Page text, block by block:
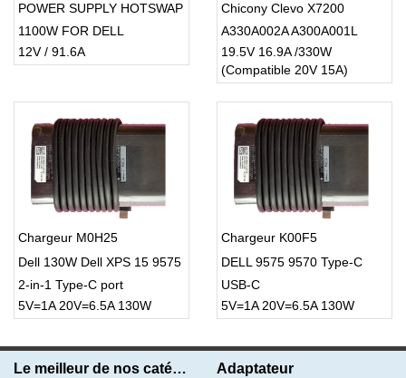
POWER SUPPLY HOTSWAP
1100W FOR DELL
POWEREDGE SERVER
Y1MGX DC
12V / 91.6A
Chicony Clevo X7200
A330A002A A300A001L
19.5V 16.9A /330W
(Compatible 20V 15A)
Chargeur M0H25
Dell 130W Dell XPS 15 9575
2-in-1 Type-C port
5V=1A 20V=6.5A 130W
Chargeur K00F5
DELL 9575 9570 Type-C
USB-C
5V=1A 20V=6.5A 130W
Le meilleur de nos catégories Adaptateur